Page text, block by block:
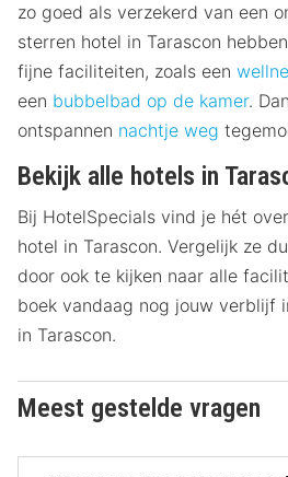
zo goed als verzekerd van een
sterren hotel in Tarascon
fijne faciliteiten, zoals een
een bubbelbad op de kamer.
ontspannen nachtje weg
Bekijk alle hotels in
Bij HotelSpecials vind je hét
hotel in Tarascon. Vergelijk ze
door ook te kijken naar alle
boek vandaag nog jouw verblijf
in Tarascon.
Meest gestelde vragen